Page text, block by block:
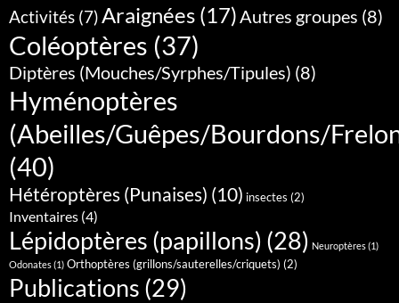
Activités (7) Araignées (17) Autres groupes (8)
Coléoptères (37)
Diptères (Mouches/Syrphes/Tipules) (8)
Hyménoptères
(Abeilles/Guêpes/Bourdons/
(40)
Hétéroptères (Punaises) (10) insectes (2)
Inventaires (4)
Lépidoptères (papillons) (28) Neuroptères(1)
Odonates(1) Orthoptères (grillons/sauterelles/criquets) (2)
Publications (29)